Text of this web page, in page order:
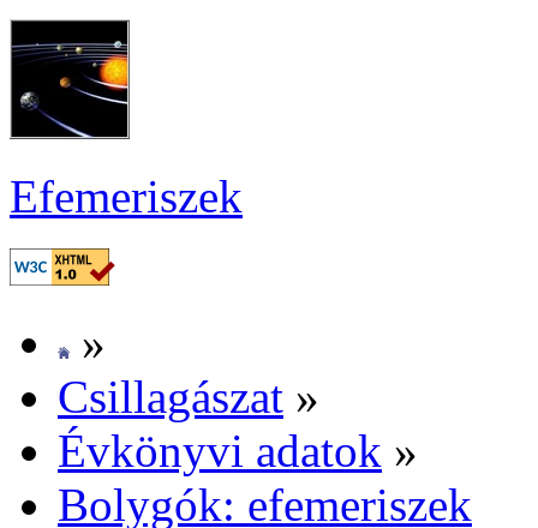
Efe­me­ri­szek
»
Csil­la­gá­szat »
Év­köny­vi ada­tok »
Boly­gók: efe­me­ri­szek